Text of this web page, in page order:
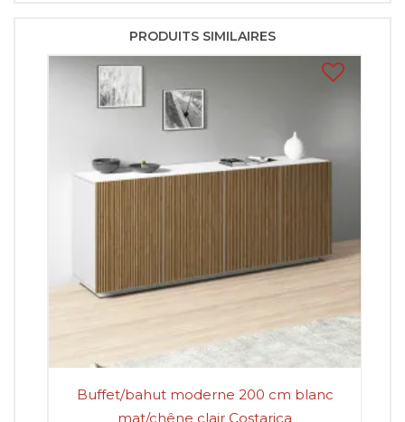
PRODUITS SIMILAIRES
Buffet/bahut moderne 200 cm blanc
mat/chêne clair Costarica